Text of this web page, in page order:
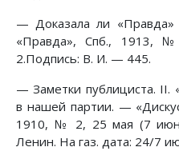
— Доказала ли «Правда»
«Правда», Спб., 1913,
2.Подпись: В. И. — 445.
— Заметки публициста. II.
в нашей партии. —
1910, № 2, 25 мая (7
Ленин. На газ. дата: 24/7